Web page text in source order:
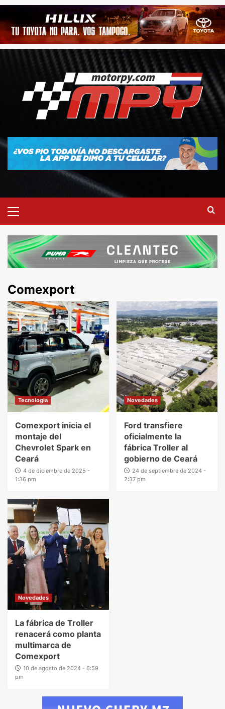
Comexport
Tecnologia
Comexport inicia el
montaje del
Chevrolet Spark en
Ceará
4 de diciembre de 2025 -
1:36 pm
Novedades
Ford transfiere
oficialmente la
fábrica Troller al
gobierno de Ceará
24 de septiembre de 2024 -
2:37 pm
Novedades
La fábrica de Troller
renacerá como planta
multimarca de
Comexport
10 de agosto de 2024 - 6:59
pm